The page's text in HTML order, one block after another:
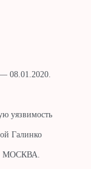
08.01.2020.
уязвимость
Галинко